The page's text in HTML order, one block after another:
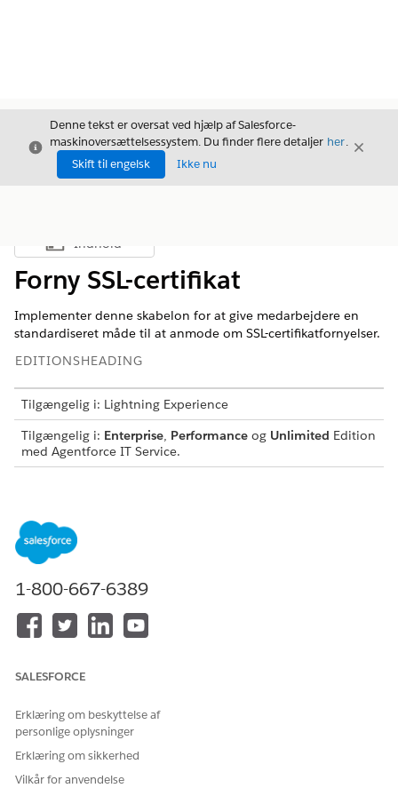
Luk
Denne tekst er oversat ved hjælp af Salesforce-
maskinoversættelsessystem. Du finder flere detaljer her.
Skift til engelsk
Ikke nu
Luk
Vis indholdsfortegnelse
Indhold
Forny SSL-certifikat
Implementer denne skabelon for at give medarbejdere en
standardiseret måde til at anmode om SSL-certifikatfornyelser.
EDITIONSHEADING
Tilgængelig i: Lightning Experience
Tilgængelig i: Enterprise, Performance og Unlimited Edition
med Agentforce IT Service.
reviderbar fuldførelse. Gennemse, hvad der er inkluderet i
skabelonen.
Registreringsattributter
detaljer fra medarbejderen:
fornyelseskravene, f.eks. de specifikke domænenavne eller
Påkrævet af dato: Måldatoen, hvor SSL-certifikatfornyelsen
skal fuldføres for at forhindre tjenesteafbrydelse eller
udløb.
Manuel fuldførelse
1-800-667-6389
SALESFORCE
Erklæring om beskyttelse af
personlige oplysninger
Erklæring om sikkerhed
Vilkår for anvendelse